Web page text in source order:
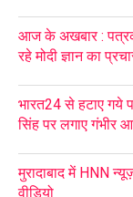
आज के अखबार :
रहे मोदी ज्ञान का
भारत24 से हटाए गये
सिंह पर लगाए गंभीर
मुरादाबाद में HNN
वीडियो